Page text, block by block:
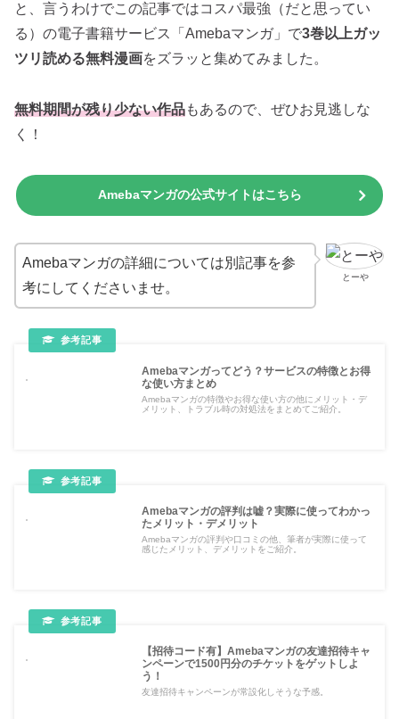
と、言うわけでこの記事ではコスパ最強（だと思ってい
る）の電子書籍サービス「Amebaマンガ」で3巻以上ガッ
ツリ読める無料漫画をズラッと集めてみました。
無料期間が残り少ない作品もあるので、ぜひお見逃しな
く！
Amebaマンガの公式サイトはこちら
とーや
Amebaマンガの詳細については別記事を参
考にしてくださいませ。
Amebaマンガってどう？サービスの特徴とお得
な使い方まとめ
Amebaマンガの特徴やお得な使い方の他にメリット・デ
メリット、トラブル時の対処法をまとめてご紹介。
Amebaマンガの評判は嘘？実際に使ってわかっ
たメリット・デメリット
Amebaマンガの評判や口コミの他、筆者が実際に使って
感じたメリット、デメリットをご紹介。
【招待コード有】Amebaマンガの友達招待キャ
ンペーンで1500円分のチケットをゲットしよ
う！
友達招待キャンペーンが常設化しそうな予感。